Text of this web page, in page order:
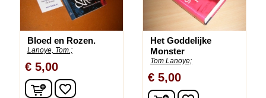
Bloed en Rozen.
Lanoye, Tom.;
€ 5,00
In winkelwagen
favorite_border
Het Goddelijke
Monster
Tom Lanoye;
€ 5,00
In winkelwagen